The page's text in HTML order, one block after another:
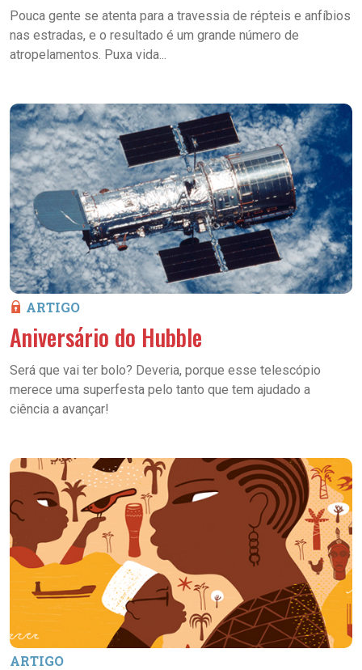
Pouca gente se atenta para a travessia de répteis e anfíbios
nas estradas, e o resultado é um grande número de
atropelamentos. Puxa vida...
ARTIGO
Aniversário do Hubble
Será que vai ter bolo? Deveria, porque esse telescópio
merece uma superfesta pelo tanto que tem ajudado a
ciência a avançar!
ARTIGO